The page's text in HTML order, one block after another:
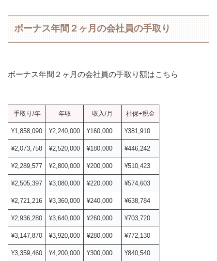
ボーナス年間２ヶ月の会社員の手取り
ボーナス年間２ヶ月の会社員の手取り額はこちら
手取り/年 年収 収入/月 社保+税金
¥1,858,090 ¥2,240,000 ¥160,000 ¥381,910
¥2,073,758 ¥2,520,000 ¥180,000 ¥446,242
¥2,289,577 ¥2,800,000 ¥200,000 ¥510,423
¥2,505,397 ¥3,080,000 ¥220,000 ¥574,603
¥2,721,216 ¥3,360,000 ¥240,000 ¥638,784
¥2,936,280 ¥3,640,000 ¥260,000 ¥703,720
¥3,147,870 ¥3,920,000 ¥280,000 ¥772,130
¥3,359,460 ¥4,200,000 ¥300,000 ¥840,540